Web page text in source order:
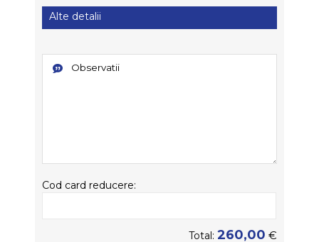
Alte detalii
Cod card reducere:
Total: 260,00 €